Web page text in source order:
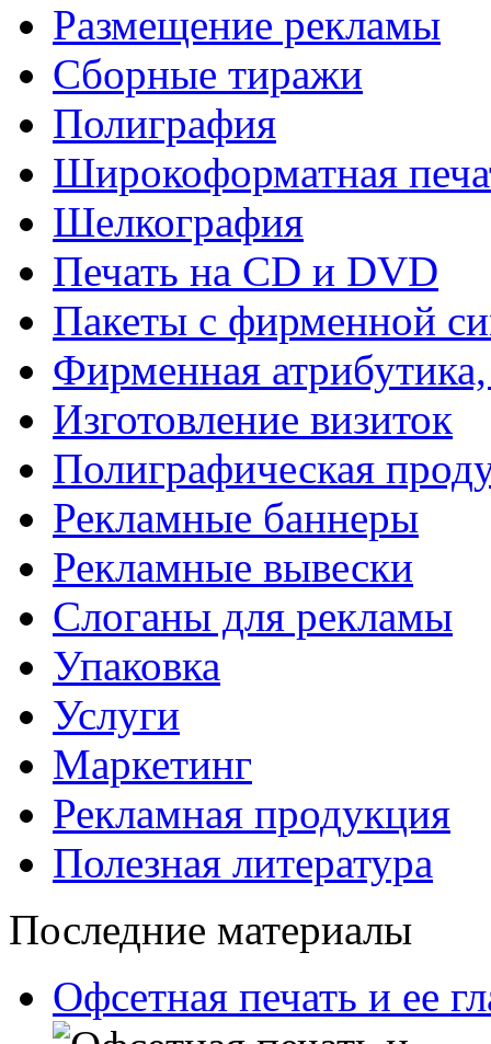
Размещение рекламы
Сборные тиражи
Полиграфия
Широкоформатная
Шелкография
Печать на СD и DVD
Пакеты с фирменной
Фирменная
Изготовление визиток
Полиграфическая
Рекламные баннеры
Рекламные вывески
Слоганы для рекламы
Упаковка
Услуги
Маркетинг
Рекламная продукция
Полезная литература
Последние материалы
Офсетная печать и ее